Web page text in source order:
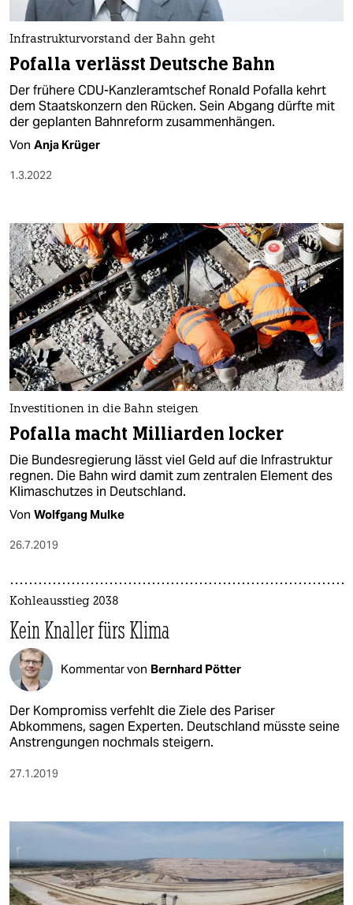
nord
wahrheit
verlag
verlag
veranstaltungen
fragen & hilfe
unterstützen
abo
genossenschaft
epaper login
Infrastrukturvorstand der Bahn geht
Pofalla verlässt Deutsche Bahn
Der frühere CDU-Kanzleramtschef Ronald Pofalla kehrt
dem Staatskonzern den Rücken. Sein Abgang dürfte mit
der geplanten Bahnreform zusammenhängen.
Von Anja Krüger
1.3.2022
Investitionen in die Bahn steigen
Pofalla macht Milliarden locker
Die Bundesregierung lässt viel Geld auf die Infrastruktur
regnen. Die Bahn wird damit zum zentralen Element des
Klimaschutzes in Deutschland.
Von Wolfgang Mulke
26.7.2019
Kohleausstieg 2038
Kein Knaller fürs Klima
Kommentar von Bernhard Pötter
Der Kompromiss verfehlt die Ziele des Pariser
Abkommens, sagen Experten. Deutschland müsste seine
Anstrengungen nochmals steigern.
27.1.2019